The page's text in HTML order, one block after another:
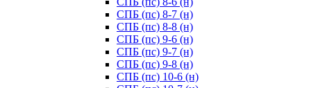
СПБ (пс) 8-7 (н)
СПБ (пс) 8-8 (н)
СПБ (пс) 9-6 (н)
СПБ (пс) 9-7 (н)
СПБ (пс) 9-8 (н)
СПБ (пс) 10-6 (н)